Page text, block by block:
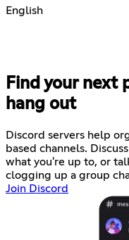
English
Find your next
hang out
Discord servers help
based channels.
what you're up to, or
clogging up a group
Join Discord